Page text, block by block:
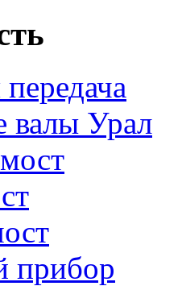
валы Урал
прибор